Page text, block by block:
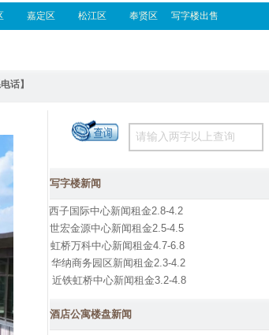
嘉定区 松江区 奉贤区 写字楼出售
话】
写字楼新闻
西子国际中心新闻租金2.8-4.2
世宏金源中心新闻租金2.5-4.5
虹桥万科中心新闻租金4.7-6.8
华纳商务园区新闻租金2.3-4.2
近铁虹桥中心新闻租金3.2-4.8
酒店公寓楼盘新闻